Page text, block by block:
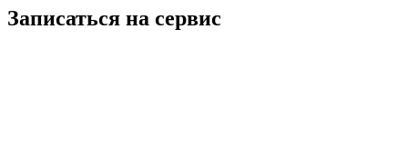
Записаться на сервис